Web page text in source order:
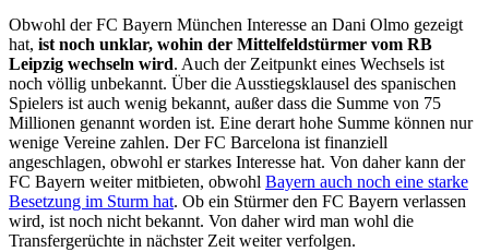
Obwohl der FC Bayern München Interesse an Dani Olmo gezeigt
hat, ist noch unklar, wohin der Mittelfeldstürmer vom RB
Leipzig wechseln wird. Auch der Zeitpunkt eines Wechsels ist
noch völlig unbekannt. Über die Ausstiegsklausel des spanischen
Spielers ist auch wenig bekannt, außer dass die Summe von 75
Millionen genannt worden ist. Eine derart hohe Summe können nur
wenige Vereine zahlen. Der FC Barcelona ist finanziell
angeschlagen, obwohl er starkes Interesse hat. Von daher kann der
FC Bayern weiter mitbieten, obwohl Bayern auch noch eine starke
Besetzung im Sturm hat. Ob ein Stürmer den FC Bayern verlassen
wird, ist noch nicht bekannt. Von daher wird man wohl die
Transfergerüchte in nächster Zeit weiter verfolgen.